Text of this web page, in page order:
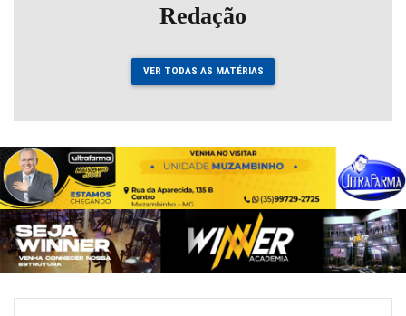
Redação
VER TODAS AS MATÉRIAS